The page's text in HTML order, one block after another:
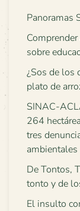
Panoramas
sobre
¿Sos de los
plato de
SINAC-
264
tres
ambientales
De Tontos,
tonto y de
El insulto